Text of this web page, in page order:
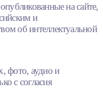
на сайте,
и
об интеллектуальной
фото, аудио и
с согласия